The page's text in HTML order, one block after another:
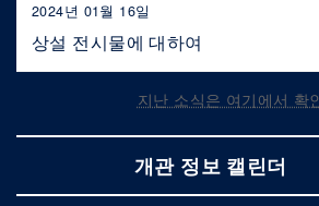
상설 전시물에 대하여
2024년 01월 16일
지난 소식은 여기에서 확
개관 정보 캘린더